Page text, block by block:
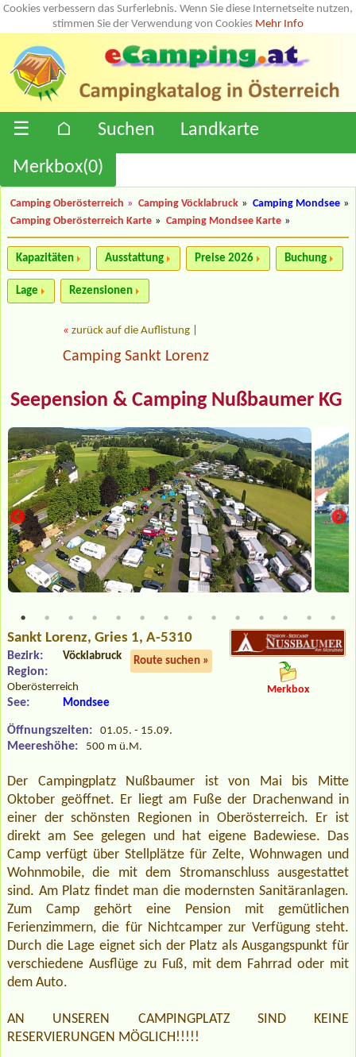
Cookies verbessern das Surferlebnis. Wenn Sie diese Internetseite nutzen,
stimmen Sie der Verwendung von Cookies Mehr Info
☰ ⌂ Suchen
Landkarte
Merkbox(0)
Camping Oberösterreich » Camping Vöcklabruck » Camping Mondsee »
Camping Oberösterreich Karte » Camping Mondsee Karte »
Kapazitäten Ausstattung Preise 2026 Buchung
Lage Rezensionen
« zurück auf die Auflistung
Camping Sankt Lorenz
Seepension & Camping Nußbaumer KG
Sankt Lorenz, Gries 1, A-5310
Route suchen »
Bezirk: Vöcklabruck
Region:
Oberösterreich
See: Mondsee
Öffnungszeiten: 01.05. - 15.09.
Meereshöhe: 500 m ü.M.
Merkbox
Der Campingplatz Nußbaumer ist von Mai bis Mitte
Oktober geöffnet. Er liegt am Fuße der Drachenwand in
einer der schönsten Regionen in Oberösterreich. Er ist
direkt am See gelegen und hat eigene Badewiese. Das
Camp verfügt über Stellplätze für Zelte, Wohnwagen und
Wohnmobile, die mit dem Stromanschluss ausgestattet
sind. Am Platz findet man die modernsten Sanitäranlagen.
Zum Camp gehört eine Pension mit gemütlichen
Ferienzimmern, die für Nichtcamper zur Verfügung steht.
Durch die Lage eignet sich der Platz als Ausgangspunkt für
verschiedene Ausflüge zu Fuß, mit dem Fahrrad oder mit
dem Auto.
AN UNSEREN CAMPINGPLATZ SIND KEINE
RESERVIERUNGEN MÖGLICH!!!!!